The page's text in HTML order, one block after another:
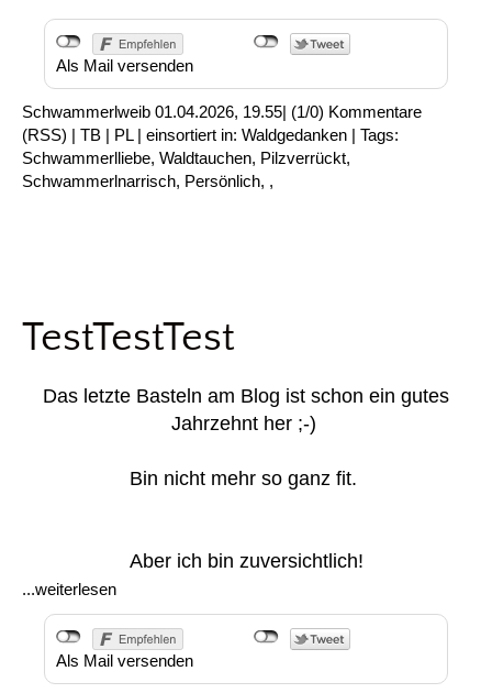
Als Mail versenden
Schwammerlweib 01.04.2026, 19.55| (1/0) Kommentare
(RSS) | TB | PL| einsortiert in: Waldgedanken | Tags:
Schwammerlliebe, Waldtauchen, Pilzverrückt,
Schwammerlnarrisch, Persönlich, ,
TestTestTest
Das letzte Basteln am Blog ist schon ein gutes
Jahrzehnt her ;-)
Bin nicht mehr so ganz fit.
Aber ich bin zuversichtlich!
...weiterlesen
Als Mail versenden